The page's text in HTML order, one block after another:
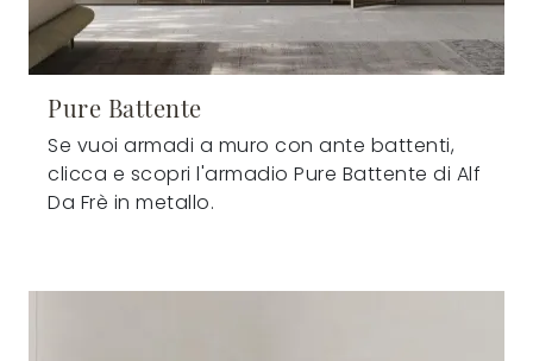
Pure Battente
Se vuoi armadi a muro con ante battenti,
clicca e scopri l'armadio Pure Battente di Alf
Da Frè in metallo.